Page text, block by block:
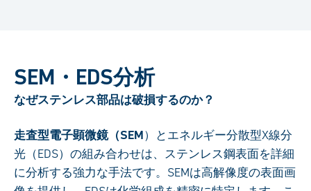
SEM・EDS分析
なぜステンレス部品は破損するのか？
走査型電子顕微鏡（SEM）とエネルギー分散型X線分
光（EDS）の組み合わせは、ステンレス鋼表面を詳細
に分析する強力な手法です。SEMは高解像度の表面画